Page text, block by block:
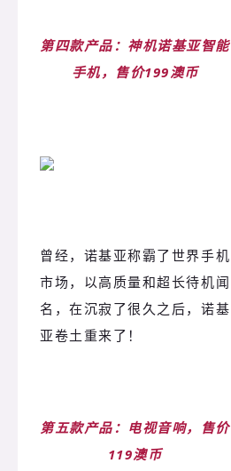
第四款产品：神机诺基亚智能
手机，售价199澳币
曾经，诺基亚称霸了世界手机
市场，以高质量和超长待机闻
名，在沉寂了很久之后，诺基
亚卷土重来了！
第五款产品：电视音响，售价
119澳币